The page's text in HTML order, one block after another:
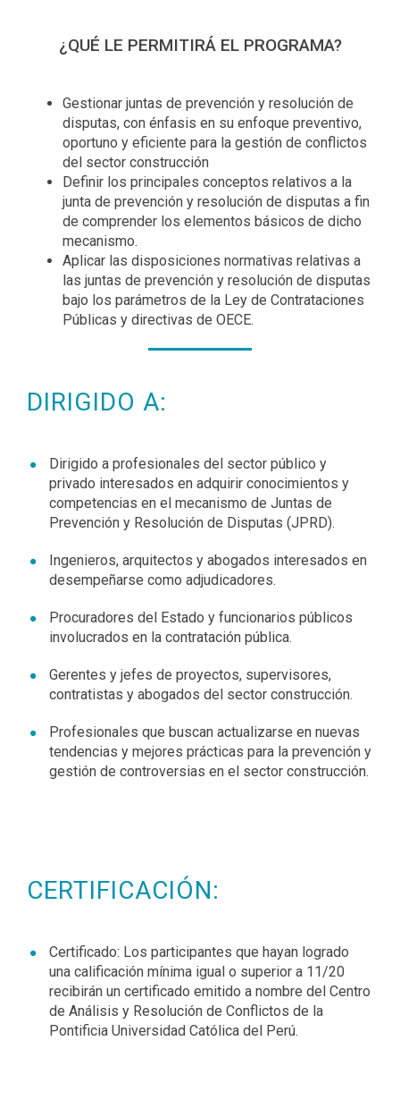
¿QUÉ LE PERMITIRÁ EL PROGRAMA?
Gestionar juntas de prevención y resolución de
disputas, con énfasis en su enfoque preventivo,
oportuno y eficiente para la gestión de conflictos
del sector construcción
Definir los principales conceptos relativos a la
junta de prevención y resolución de disputas a fin
de comprender los elementos básicos de dicho
mecanismo.
Aplicar las disposiciones normativas relativas a
las juntas de prevención y resolución de disputas
bajo los parámetros de la Ley de Contrataciones
Públicas y directivas de OECE.
DIRIGIDO A:
Dirigido a profesionales del sector público y
privado interesados en adquirir conocimientos y
competencias en el mecanismo de Juntas de
Prevención y Resolución de Disputas (JPRD).
Ingenieros, arquitectos y abogados interesados en
desempeñarse como adjudicadores.
Procuradores del Estado y funcionarios públicos
involucrados en la contratación pública.
Gerentes y jefes de proyectos, supervisores,
contratistas y abogados del sector construcción.
Profesionales que buscan actualizarse en nuevas
tendencias y mejores prácticas para la prevención y
gestión de controversias en el sector construcción.
CERTIFICACIÓN:
Certificado: Los participantes que hayan logrado
una calificación mínima igual o superior a 11/20
recibirán un certificado emitido a nombre del Centro
de Análisis y Resolución de Conflictos de la
Pontificia Universidad Católica del Perú.